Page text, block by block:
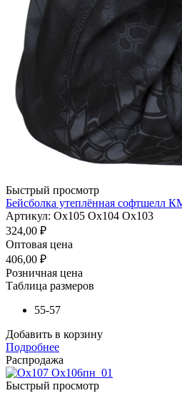
Быстрый просмотр
Бейсболка утеплённая софтшелл
Артикул: Ох105 Ох104 Ох103
324,00 ₽
Оптовая цена
406,00 ₽
Розничная цена
Таблица размеров
55-57
Добавить в корзину
Подробнее
Распродажа
Быстрый просмотр